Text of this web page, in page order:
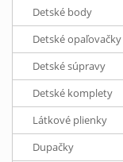
Detské body
Detské opaľovačky
Detské súpravy
Detské komplety
Látkové plienky
Dupačky